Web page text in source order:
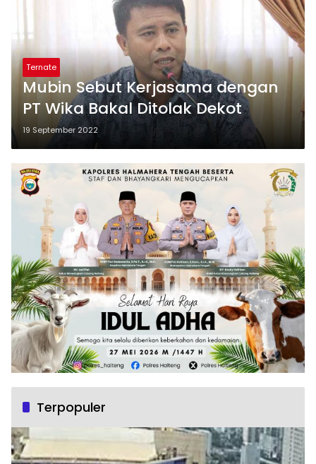
Ternate
Mubin Sebut Kerjasama dengan
PT Wika Bakal Ditolak Dekot
19 September 2022
Terpopuler